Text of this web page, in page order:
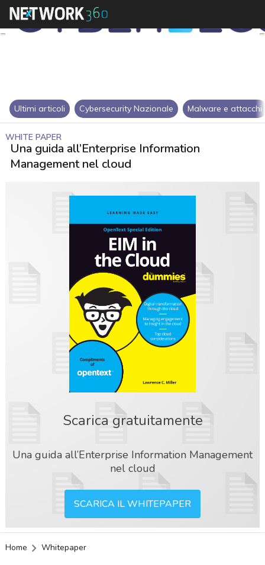
Ultimi articoli Cybersecurity Nazionale Malware e attacchi
WHITE PAPER
Una guida all’Enterprise Information
Management nel cloud
Scarica gratuitamente
Una guida all’Enterprise Information Management
nel cloud
SCARICA IL WHITEPAPER
Home Whitepaper